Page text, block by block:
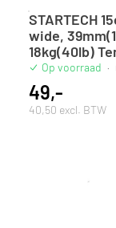
STARTECH
wide,
18kg(40lb)
Op voorraad ·
49,-
40,50 excl. BTW